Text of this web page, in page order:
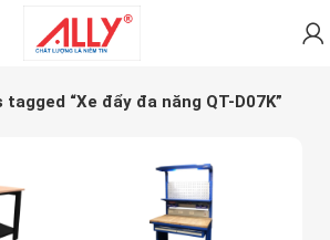
“Xe đẩy đa năng QT-D07K”